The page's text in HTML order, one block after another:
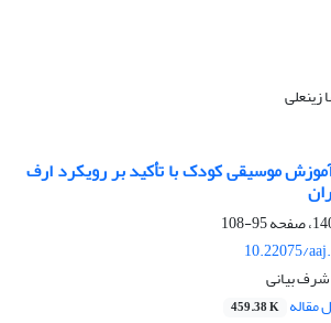
موسیقی کودک با تأکید بر رویکرد ارف
95-108
10.22075/
بیانی
مقاله 459.38 K